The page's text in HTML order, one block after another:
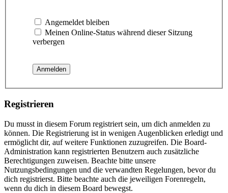
Angemeldet bleiben
Meinen Online-Status während dieser Sitzung
verbergen
Registrieren
Du musst in diesem Forum registriert sein, um dich anmelden zu
können. Die Registrierung ist in wenigen Augenblicken erledigt und
ermöglicht dir, auf weitere Funktionen zuzugreifen. Die Board-
Administration kann registrierten Benutzern auch zusätzliche
Berechtigungen zuweisen. Beachte bitte unsere
Nutzungsbedingungen und die verwandten Regelungen, bevor du
dich registrierst. Bitte beachte auch die jeweiligen Forenregeln,
wenn du dich in diesem Board bewegst.